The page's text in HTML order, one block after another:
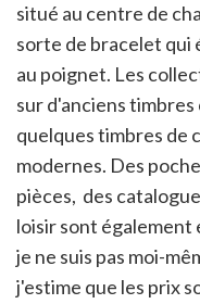
situé au centre de
sorte de bracelet qui
au poignet. Les
sur d'anciens timbres
quelques timbres de
modernes. Des
pièces, des
loisir sont également
je ne suis pas moi-
j'estime que les prix